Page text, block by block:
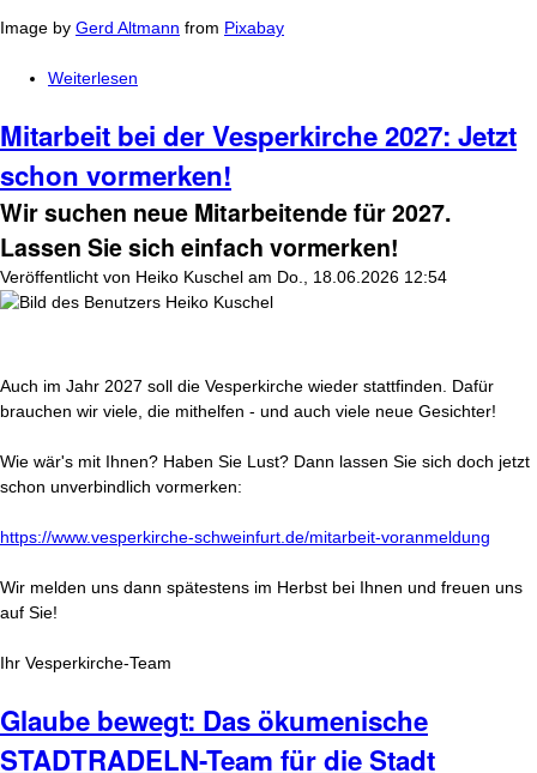
Image by Gerd Altmann from Pixabay
Weiterlesen
Mitarbeit bei der Vesperkirche 2027: Jetzt
schon vormerken!
Wir suchen neue Mitarbeitende für 2027.
Lassen Sie sich einfach vormerken!
Veröffentlicht von Heiko Kuschel am Do., 18.06.2026 12:54
Auch im Jahr 2027 soll die Vesperkirche wieder stattfinden. Dafür
brauchen wir viele, die mithelfen - und auch viele neue Gesichter!
Wie wär's mit Ihnen? Haben Sie Lust? Dann lassen Sie sich doch jetzt
schon unverbindlich vormerken:
https://www.vesperkirche-schweinfurt.de/mitarbeit-voranmeldung
Wir melden uns dann spätestens im Herbst bei Ihnen und freuen uns
auf Sie!
Ihr Vesperkirche-Team
Glaube bewegt: Das ökumenische
STADTRADELN-Team für die Stadt